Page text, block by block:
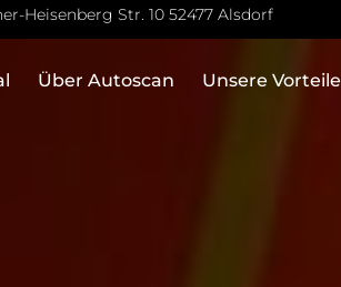
Heisenberg Str. 10 52477 Alsdorf
Über Autoscan Unsere Vorteile